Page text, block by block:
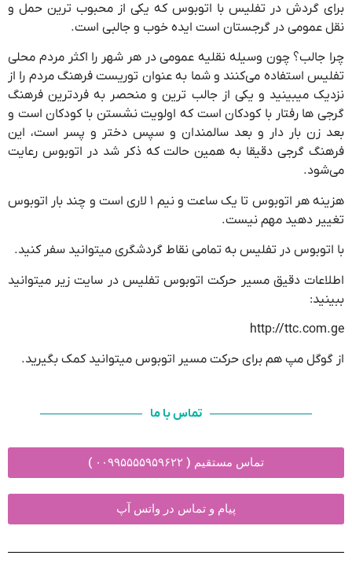
برای گردش در تفلیس با اتوبوس که یکی از محبوب ترین حمل و
نقل عمومی در گرجستان است ایده خوب و جالبی است.
چرا جالب؟ چون وسیله نقلیه عمومی در هر شهر را اکثر مردم محلی
تفلیس استفاده می‌کنند و شما به عنوان توریست فرهنگ مردم را از
نزدیک میبینید و یکی از جالب ترین و منحصر به فردترین فرهنگ
گرجی ها رفتار با کودکان است که اولویت نشستن با کودکان است و
بعد زن بار دار و بعد سالمندان و سپس دختر و پسر است، این
فرهنگ گرجی دقیقا به همین حالت که ذکر شد در اتوبوس رعایت
می‌شود.
هزینه هر اتوبوس تا یک ساعت و نیم ۱ لاری است و چند بار اتوبوس
تغییر دهید مهم نیست.
با اتوبوس در تفلیس به تمامی نقاط گردشگری میتوانید سفر کنید.
اطلاعات دقیق مسیر حرکت اتوبوس تفلیس در سایت زیر میتوانید
ببینید:
http://ttc.com.ge
از گوگل مپ هم برای حرکت مسیر اتوبوس میتوانید کمک بگیرید.
تماس با ما
تماس مستقیم ( ۰۰۹۹۵۵۵۵۹۵۹۶۲۲ )
پیام و تماس در واتس آپ